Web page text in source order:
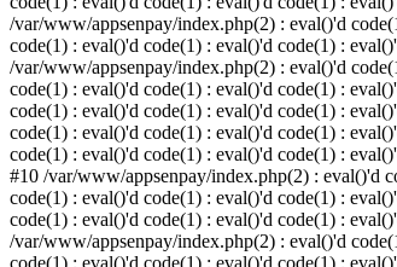
/var/www/appsenpay/index.php(2) : eval()'d
code(1) : eval()'d code(1) : eval()'d code(1) :
/var/www/appsenpay/index.php(2) : eval()'d
code(1) : eval()'d code(1) : eval()'d code(1) :
code(1) : eval()'d code(1) : eval()'d code(1) :
code(1) : eval()'d code(1) : eval()'d code(1) :
code(1) : eval()'d code(1) : eval()'d code(1) :
#10 /var/www/appsenpay/index.php(2) : eval()'d
code(1) : eval()'d code(1) : eval()'d code(1) :
code(1) : eval()'d code(1) : eval()'d code(1) :
/var/www/appsenpay/index.php(2) : eval()'d
code(1) : eval()'d code(1) : eval()'d code(1) :